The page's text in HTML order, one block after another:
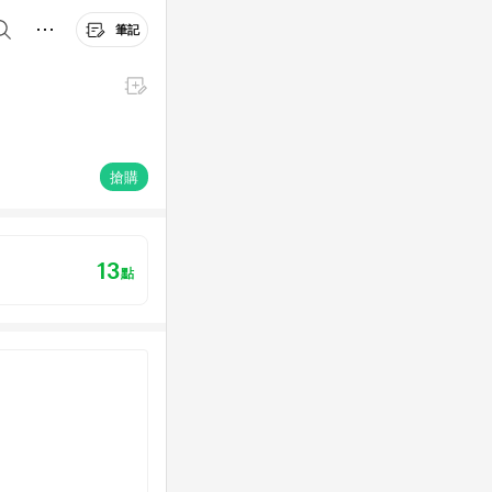
筆記
搶購
13點